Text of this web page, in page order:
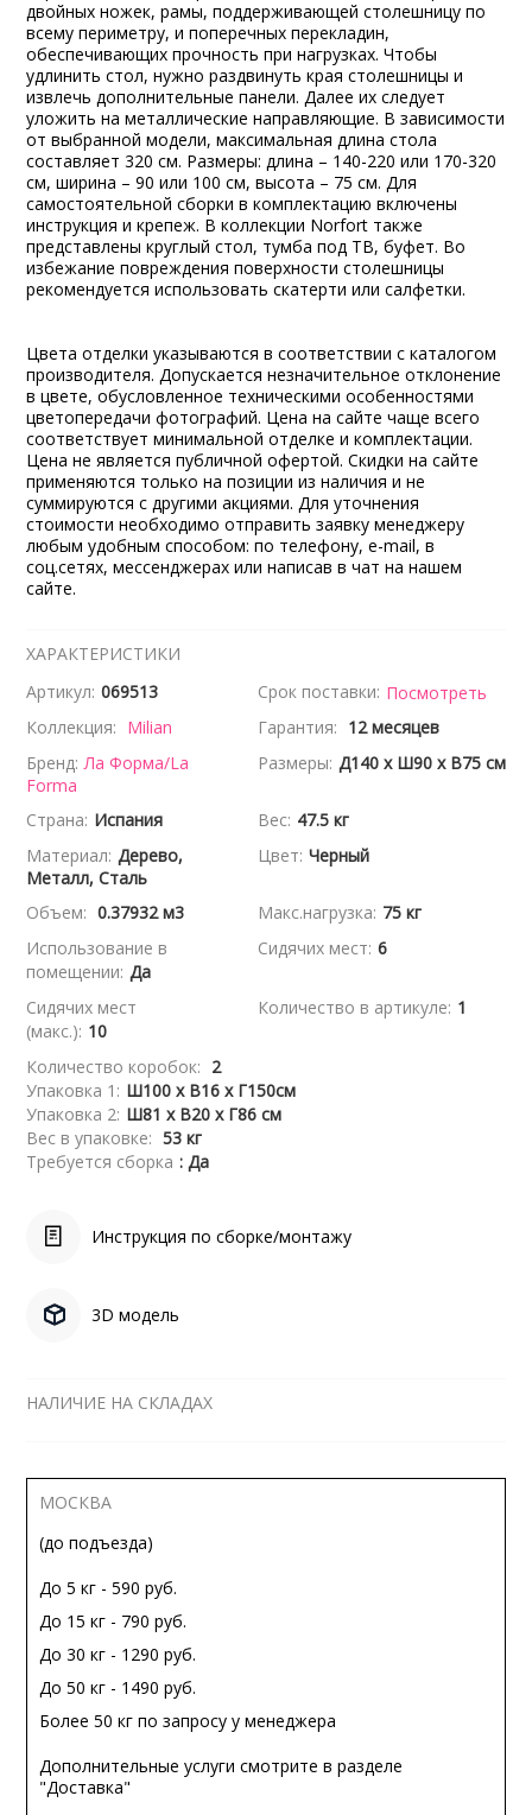
двойных ножек, рамы, поддерживающей столешницу по
всему периметру, и поперечных перекладин,
обеспечивающих прочность при нагрузках. Чтобы
удлинить стол, нужно раздвинуть края столешницы и
извлечь дополнительные панели. Далее их следует
уложить на металлические направляющие. В зависимости
от выбранной модели, максимальная длина стола
составляет 320 см. Размеры: длина – 140-220 или 170-320
см, ширина – 90 или 100 см, высота – 75 см. Для
самостоятельной сборки в комплектацию включены
инструкция и крепеж. В коллекции Norfort также
представлены круглый стол, тумба под ТВ, буфет. Во
избежание повреждения поверхности столешницы
рекомендуется использовать скатерти или салфетки.
Цвета отделки указываются в соответствии с каталогом
производителя. Допускается незначительное отклонение
в цвете, обусловленное техническими особенностями
цветопередачи фотографий. Цена на сайте чаще всего
соответствует минимальной отделке и комплектации.
Цена не является публичной офертой. Скидки на сайте
применяются только на позиции из наличия и не
суммируются с другими акциями. Для уточнения
стоимости необходимо отправить заявку менеджеру
любым удобным способом: по телефону, e-mail, в
соц.сетях, мессенджерах или написав в чат на нашем
сайте.
ХАРАКТЕРИСТИКИ
Артикул: 069513 Срок поставки: Посмотреть
Коллекция: Milian Гарантия: 12 месяцев
Бренд: Ла Форма/La
Forma
Размеры: Д140 x Ш90 x В75 см
Страна: Испания Вес: 47.5 кг
Материал: Дерево,
Металл, Сталь
Цвет: Черный
Объем: 0.37932 м3 Макс.нагрузка: 75 кг
Использование в
помещении: Да
Сидячих мест: 6
Сидячих мест
(макс.): 10
Количество в артикуле: 1
Количество коробок: 2
Упаковка 1: Ш100 x В16 x Г150см
Упаковка 2: Ш81 x В20 x Г86 см
Вес в упаковке: 53 кг
Требуется сборка : Да
Инструкция по сборке/монтажу
3D модель
НАЛИЧИЕ НА СКЛАДАХ
МОСКВА
(до подъезда)
До 5 кг - 590 руб.
До 15 кг - 790 руб.
До 30 кг - 1290 руб.
До 50 кг - 1490 руб.
Более 50 кг по запросу у менеджера
Дополнительные услуги смотрите в разделе
"Доставка"